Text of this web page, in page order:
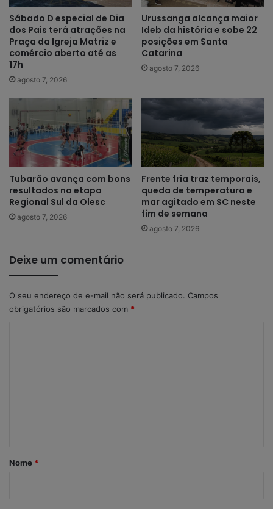
Sábado D especial de Dia
dos Pais terá atrações na
Praça da Igreja Matriz e
comércio aberto até as
17h
agosto 7, 2026
Urussanga alcança maior
Ideb da história e sobe 22
posições em Santa
Catarina
agosto 7, 2026
Tubarão avança com bons
resultados na etapa
Regional Sul da Olesc
agosto 7, 2026
Frente fria traz temporais,
queda de temperatura e
mar agitado em SC neste
fim de semana
agosto 7, 2026
Deixe um comentário
O seu endereço de e-mail não será publicado. Campos
obrigatórios são marcados com *
rNome *